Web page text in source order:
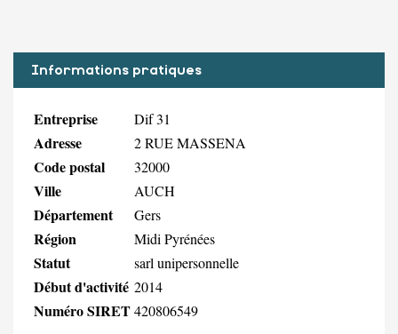
Informations pratiques
Entreprise Dif 31
Adresse 2 RUE MASSENA
Code postal 32000
Ville AUCH
Département Gers
Région Midi Pyrénées
Statut sarl unipersonnelle
Début d'activité 2014
Numéro SIRET420806549